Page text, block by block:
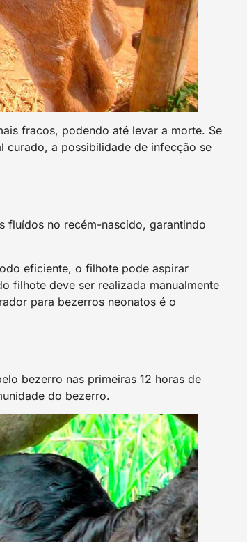
fracos, podendo até levar a morte. Se
curado, a possibilidade de infecção se
fluídos no recém-nascido, garantindo
eficiente, o filhote pode aspirar
filhote deve ser realizada manualmente
para bezerros neonatos é o
bezerro nas primeiras 12 horas de
do bezerro.